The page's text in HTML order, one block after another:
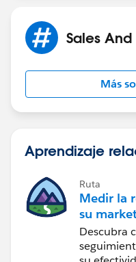
Sales
Más
Aprendizaje
Ruta
Medir la
su
Descubra